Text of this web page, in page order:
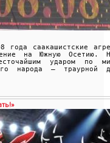
саакашистские
на Южную Осетию.
ударом по
народа — траурной